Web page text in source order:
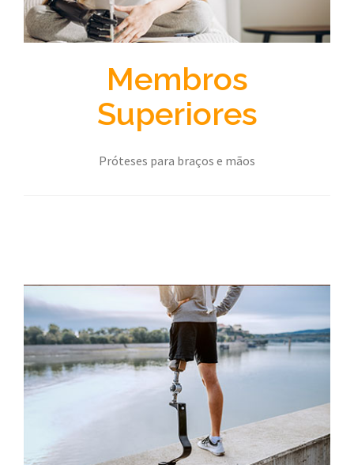
Membros
Superiores
Próteses para braços e mãos